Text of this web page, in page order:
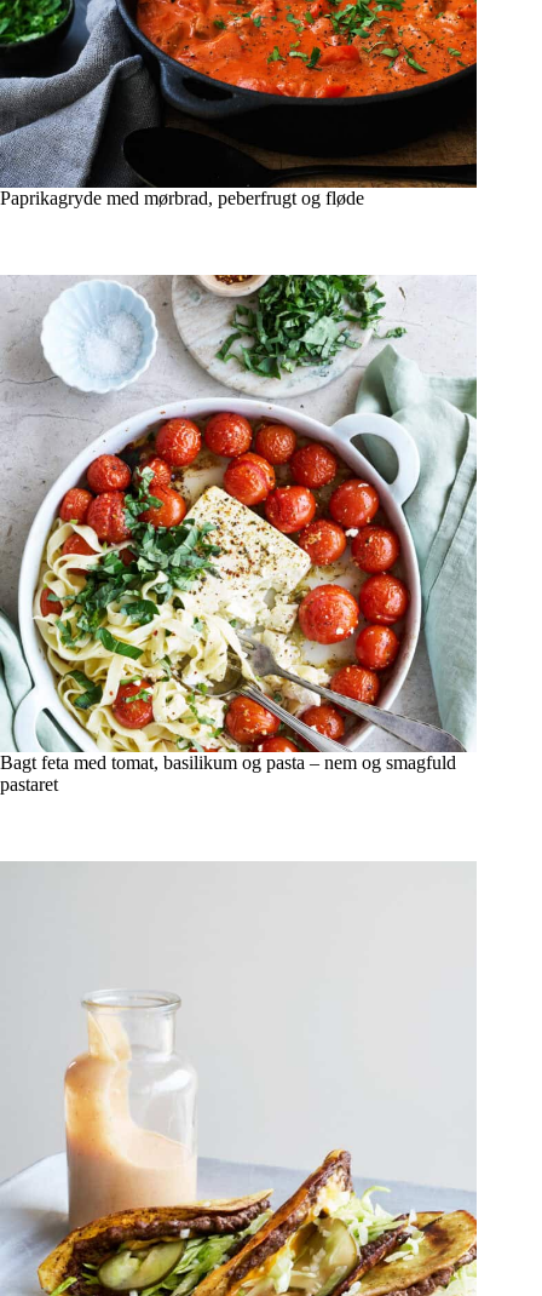
Paprikagryde med mørbrad, peberfrugt og fløde
Bagt feta med tomat, basilikum og pasta – nem og smagfuld
pastaret